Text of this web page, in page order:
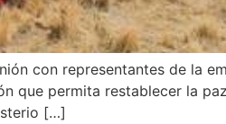
con representantes de la
que permita restablecer la
[…]